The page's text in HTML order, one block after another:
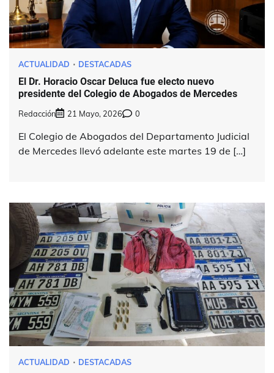
ACTUALIDAD DESTACADAS
El Dr. Horacio Oscar Deluca fue electo nuevo
presidente del Colegio de Abogados de Mercedes
Redacción 21 Mayo, 2026 0
El Colegio de Abogados del Departamento Judicial
de Mercedes llevó adelante este martes 19 de […]
ACTUALIDAD DESTACADAS